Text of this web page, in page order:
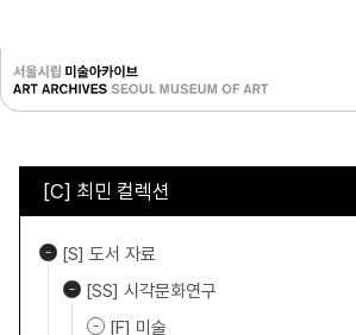
[C] 최민 컬렉션
[S] 도서 자료
[SS] 시각문화연구
[F] 미술